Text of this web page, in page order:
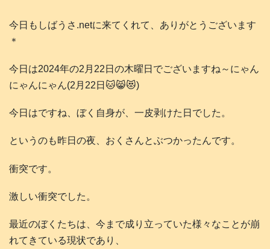
今日もしばうさ.netに来てくれて、ありがとうございます
＊
今日は2024年の2月22日の木曜日でございますね～にゃん
にゃんにゃん(2月22日🐱😸😻)
今日はですね、ぼく自身が、一皮剥けた日でした。
というのも昨日の夜、おくさんとぶつかったんです。
衝突です。
激しい衝突でした。
最近のぼくたちは、今まで成り立っていた様々なことが崩
れてきている現状であり、